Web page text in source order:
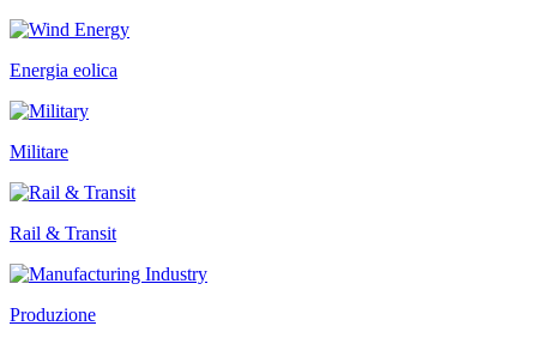
Energia eolica
Militare
Rail & Transit
Produzione